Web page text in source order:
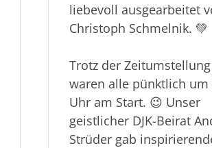
liebevoll ausgearbeitet
Christoph Schmelnik. 💚
Trotz der Zeitumstellung
waren alle pünktlich um
Uhr am Start. 😉 Unser
geistlicher DJK-Beirat
Strüder gab